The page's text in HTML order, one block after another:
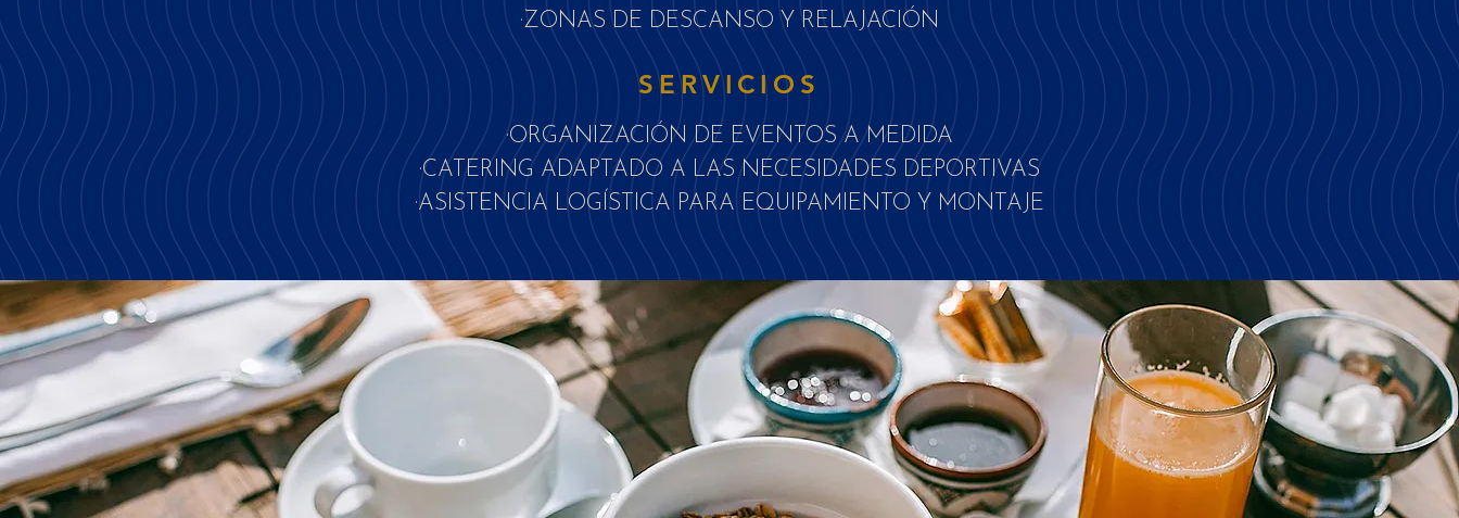
·ZONAS DE DESCANSO Y RELAJACIÓN
SERVICIOS
·ORGANIZACIÓN DE EVENTOS A MEDIDA
·CATERING ADAPTADO A LAS NECESIDADES DEPORTIVAS
·ASISTENCIA LOGÍSTICA PARA EQUIPAMIENTO Y MONTAJE